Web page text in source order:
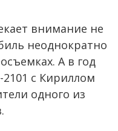
внимание не
неоднократно
А в год
с Кириллом
одного из